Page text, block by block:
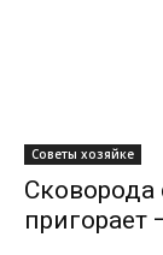
Советы хозяйке
пригорает